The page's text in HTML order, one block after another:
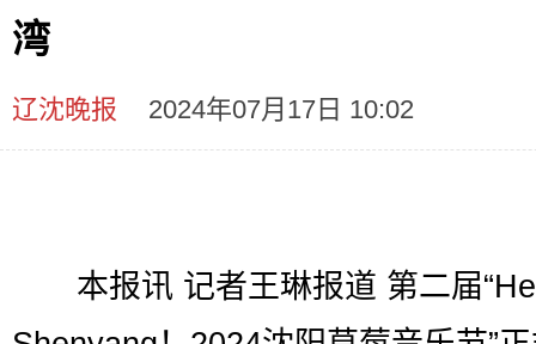
湾
辽沈晚报 2024年07月17日 10:02
本报讯 记者王琳报道 第二届